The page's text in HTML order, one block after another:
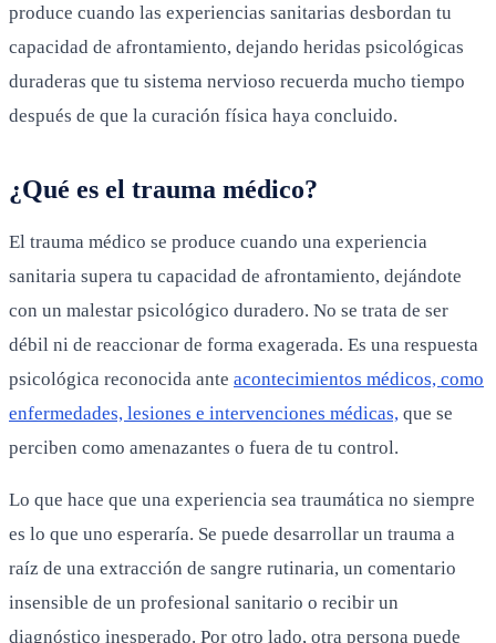
produce cuando las experiencias sanitarias desbordan tu
capacidad de afrontamiento, dejando heridas psicológicas
duraderas que tu sistema nervioso recuerda mucho tiempo
después de que la curación física haya concluido.
¿Qué es el trauma médico?
El trauma médico se produce cuando una experiencia
sanitaria supera tu capacidad de afrontamiento, dejándote
con un malestar psicológico duradero. No se trata de ser
débil ni de reaccionar de forma exagerada. Es una respuesta
psicológica reconocida ante acontecimientos médicos, como
enfermedades, lesiones e intervenciones médicas, que se
perciben como amenazantes o fuera de tu control.
Lo que hace que una experiencia sea traumática no siempre
es lo que uno esperaría. Se puede desarrollar un trauma a
raíz de una extracción de sangre rutinaria, un comentario
insensible de un profesional sanitario o recibir un
diagnóstico inesperado. Por otro lado, otra persona puede